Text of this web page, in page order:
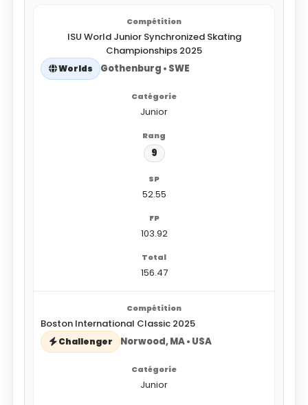
ISU World Junior Synchronized Skating
Championships 2025
Worlds Gothenburg • SWE
Junior
9
52.55
103.92
156.47
Boston International Classic 2025
Challenger Norwood, MA • USA
Junior